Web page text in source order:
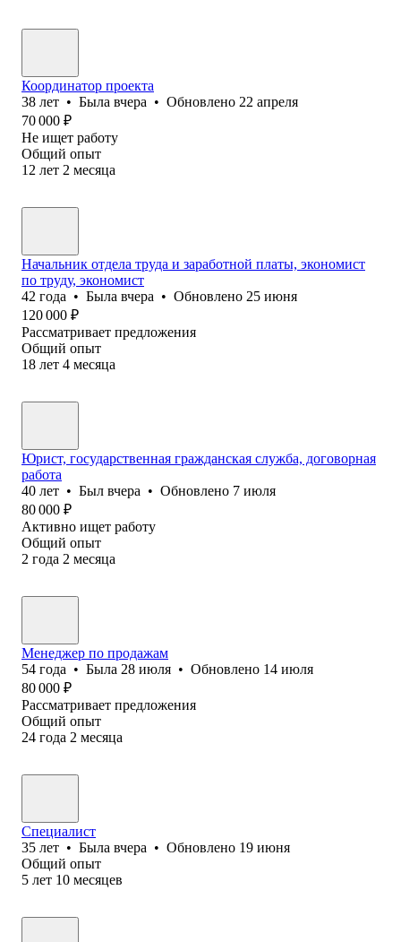
Координатор проекта
38 лет • Была вчера • Обновлено 22 апреля
70 000 ₽
Не ищет работу
Общий опыт
12 лет 2 месяца
Начальник отдела труда и заработной платы, экономист
по труду, экономист
42 года • Была вчера • Обновлено 25 июня
120 000 ₽
Рассматривает предложения
Общий опыт
18 лет 4 месяца
Юрист, государственная гражданская служба, договорная
работа
40 лет • Был вчера • Обновлено 7 июля
80 000 ₽
Активно ищет работу
Общий опыт
2 года 2 месяца
Менеджер по продажам
54 года • Была 28 июля • Обновлено 14 июля
80 000 ₽
Рассматривает предложения
Общий опыт
24 года 2 месяца
Специалист
35 лет • Была вчера • Обновлено 19 июня
Общий опыт
5 лет 10 месяцев